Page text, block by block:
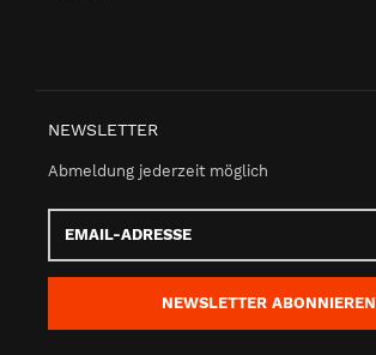
NEWSLETTER
Abmeldung jederzeit möglich
Adresse
NEWSLETTER ABONNIEREN